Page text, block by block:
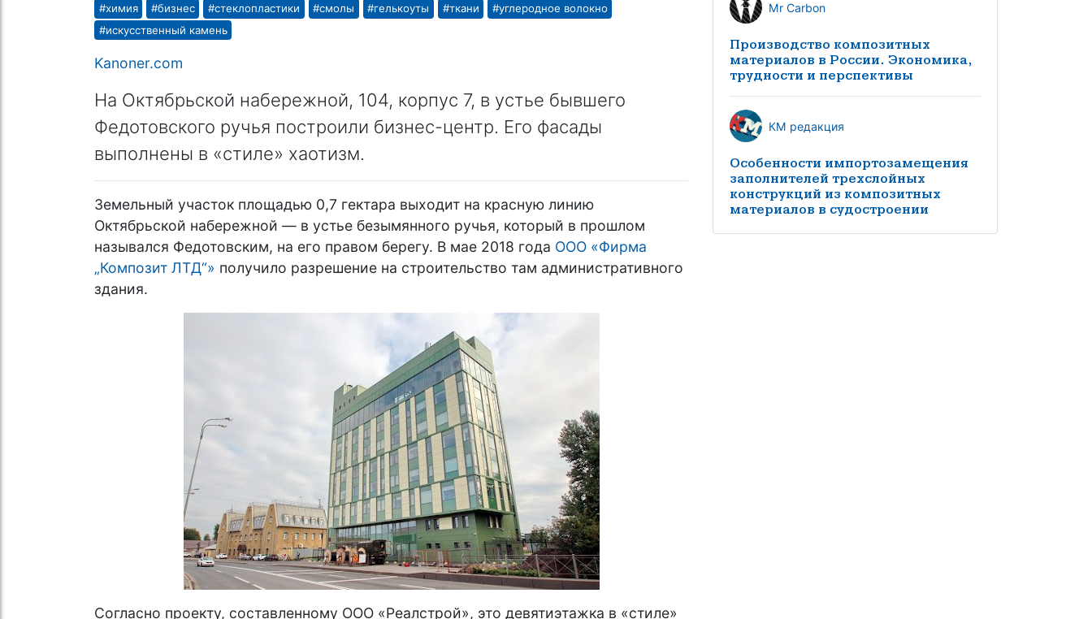
#химия #бизнес #стеклопластики #смолы #гелькоуты #ткани
#углеродное волокно
#искусственный камень
Kanoner.com
На Октябрьской набережной, 104, корпус 7, в устье бывшего
Федотовского ручья построили бизнес-центр. Его фасады
выполнены в «стиле» хаотизм.
Земельный участок площадью 0,7 гектара выходит на красную линию
Октябрьской набережной — в устье безымянного ручья, который в прошлом
назывался Федотовским, на его правом берегу. В мае 2018 года ООО «Фирма
„Композит ЛТД“» получило разрешение на строительство там административного
здания.
Согласно проекту, составленному ООО «Реалстрой», это девятиэтажка в «стиле»
Mr Carbon
Производство композитных
материалов в России. Экономика,
трудности и перспективы
КМ редакция
Особенности импортозамещения
заполнителей трехслойных
конструкций из композитных
материалов в судостроении